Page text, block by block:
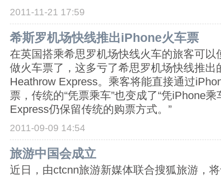
2011-11-21 17:59
希斯罗机场快线推出iPhone火车票
在英国搭乘希思罗机场快线火车的旅客可以
做火车票了，这多亏了希思罗机场快线推出
Heathrow Express。乘客将能直接通过
票，传统的“凭票乘车”也变成了“凭iPhone
Express仍保留传统的购票方式。”
2011-09-09 14:54
旅游中国会成立
近日，由ctcnn旅游新媒体联合搜狐旅游，